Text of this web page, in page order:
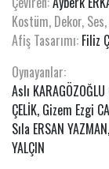
Kostüm, Dekor,
Afiş Tasarımı: Filiz
Oynayanlar:
Aslı
ÇELİK, Gizem Ezgi
Sıla ERSAN
YALÇIN